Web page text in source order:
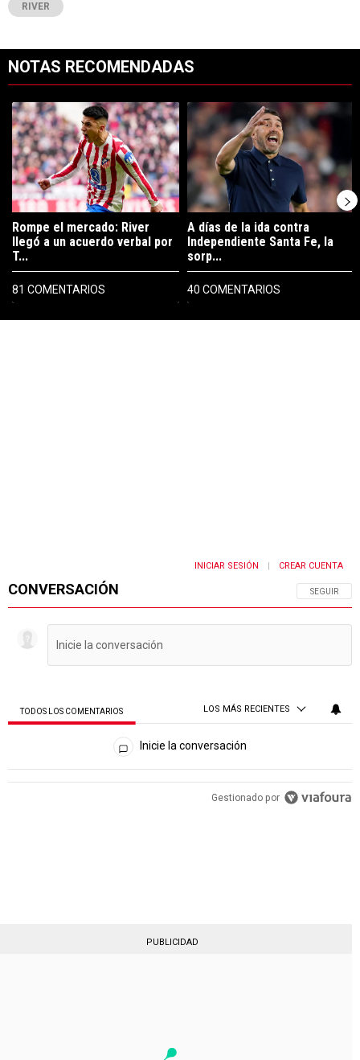
RIVER
NOTAS RECOMENDADAS
Un artículo de tendencia con el título "Rompe el mercado: River
Rompe el mercado: River
llegó a un acuerdo verbal por
T...
81 COMENTARIOS
Un artículo de tendencia con el
A días de la ida contra
Independiente Santa Fe, la
sorp...
40 COMENTARIOS
CONVERSACIÓN SIGA ESTA
SEGUIR
INICIAR SESIÓN CREAR CUENTA
TODOS LOS COMENTARIOS LOS MÁS RECIENTES
Todos los comentarios
Inicie la conversación
Gestionado por
PUBLICIDAD